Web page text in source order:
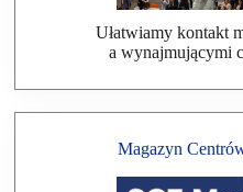
Ułatwiamy kontakt
a wynajmującymi
Magazyn